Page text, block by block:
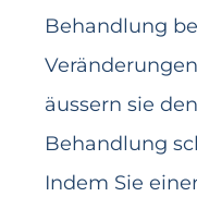
Behandlung
äussern sie
Behandlung
Indem Sie